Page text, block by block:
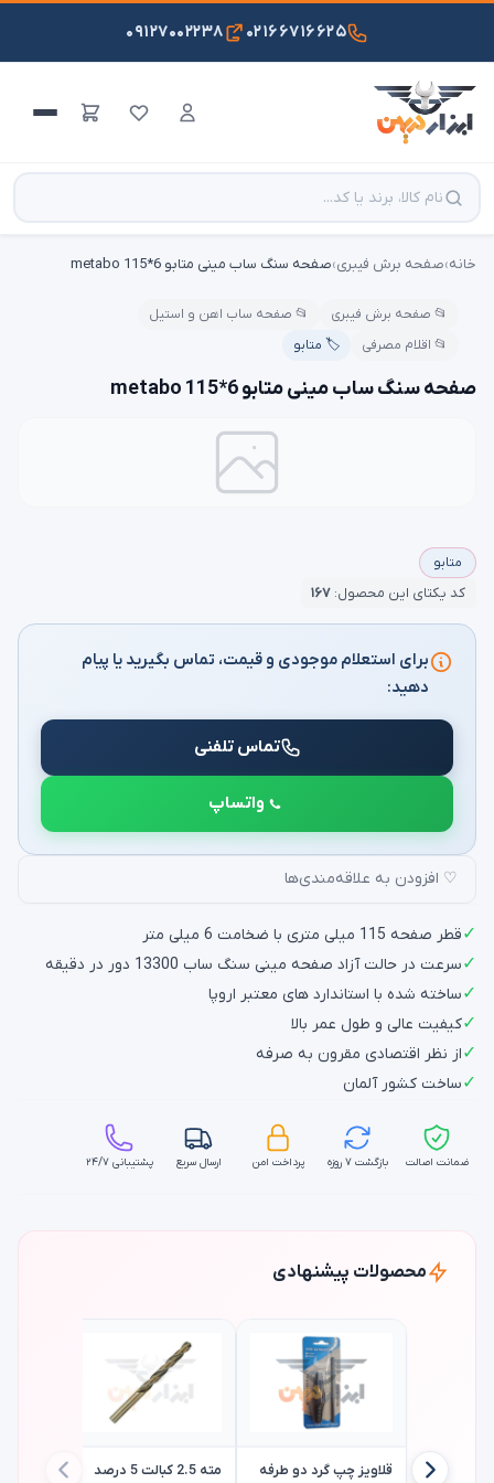
۰۲۱۶۶۷۱۶۶۲۵ ۰۹۱۲۷۰۰۲۲۳۸
خانه›صفحه برش فیبری›صفحه سنگ ساب مینی متابو 6*115 metabo
📂 صفحه برش فیبری
📂 صفحه ساب اهن و استیل
📂 اقلام مصرفی
🏷️ متابو
صفحه سنگ ساب مینی متابو 6*115 metabo
متابو
کد یکتای این محصول: ۱۶۷
برای استعلام موجودی و قیمت، تماس بگیرید یا پیام
دهید:
تماس تلفنی
واتساپ
♡ افزودن به علاقه‌مندی‌ها
✓قطر صفحه 115 میلی متری با ضخامت 6 میلی متر
✓سرعت در حالت آزاد صفحه مینی سنگ ساب 13300 دور در دقیقه
✓ساخته شده با استاندارد های معتبر اروپا
✓کیفیت عالی و طول عمر بالا
✓از نظر اقتصادی مقرون به صرفه
✓ساخت کشور آلمان
ضمانت اصالت بازگشت ۷ روزه پرداخت امن ارسال سریع پشتیبانی ۲۴/۷
محصولات پیشنهادی
قلاویز چپ گرد دو طرفه
مته 2.5 کبالت 5 درصد